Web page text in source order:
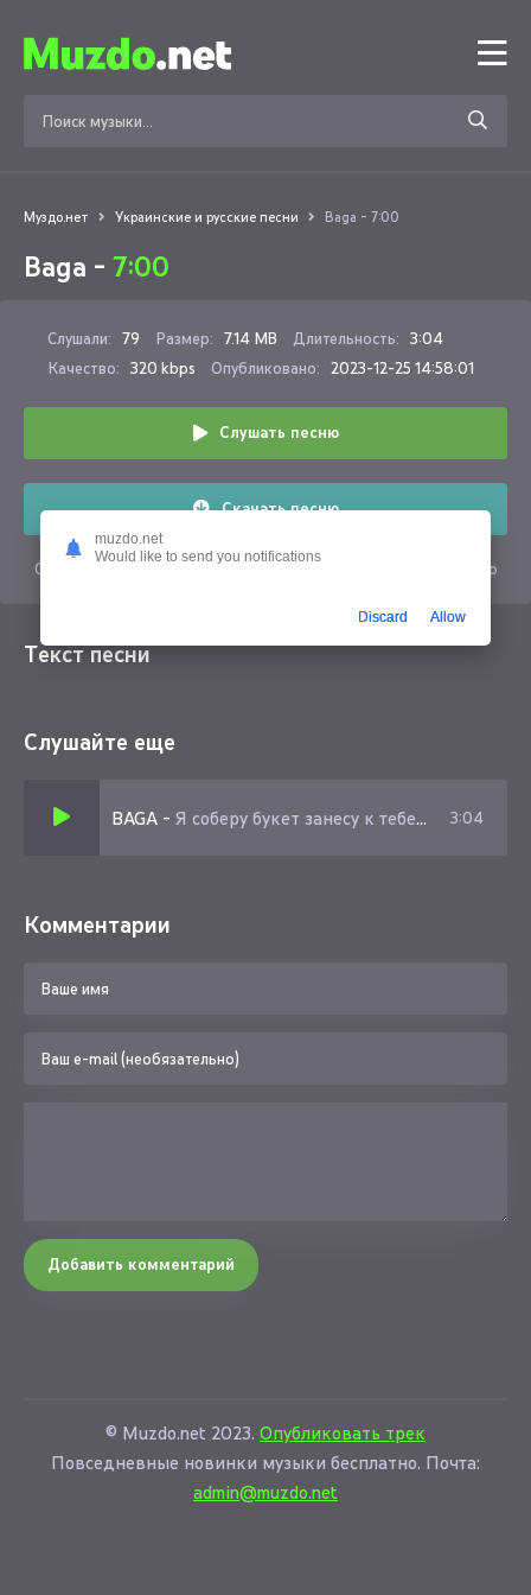
Муздо.нет Украинские и русские песни Baga - 7:00
Baga - 7:00
Слушали: 79 Размер: 7.14 MB Длительность: 3:04
Качество: 320 kbps Опубликовано: 2023-12-25 14:58:01
Слушать песню
Скачать песню
Скачать песню Baga - 7:00 в mp3 или слушать онлайн бесплатно
Текст песни
Слушайте еще
BAGA - Я соберу букет занесу к тебе домой 3:04
Комментарии
Добавить комментарий
© Muzdo.net 2023. Опубликовать трек
Повседневные новинки музыки бесплатно. Почта:
admin@muzdo.net
muzdo.net
Would like to send you notifications
Discard Allow